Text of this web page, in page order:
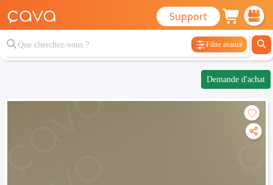
Support
Filtre avancé
Demande d'achat